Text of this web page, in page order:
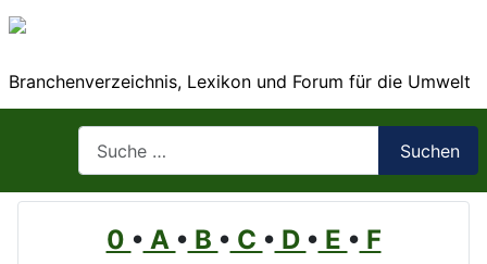
Branchenverzeichnis, Lexikon und Forum für die Umwelt
Suchen
0 • A • B • C • D • E • F